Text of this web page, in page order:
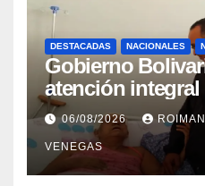
DESTACADAS NACIONALES
Gobierno
atención integral
con
campamentos
06/08/2026
VENEGAS